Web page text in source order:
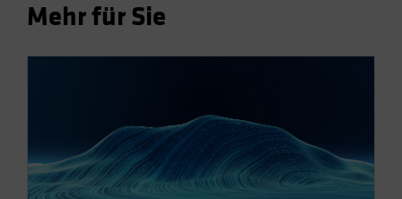
Mehr für Sie